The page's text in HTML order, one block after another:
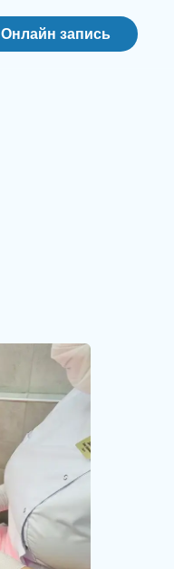
Онлайн запись